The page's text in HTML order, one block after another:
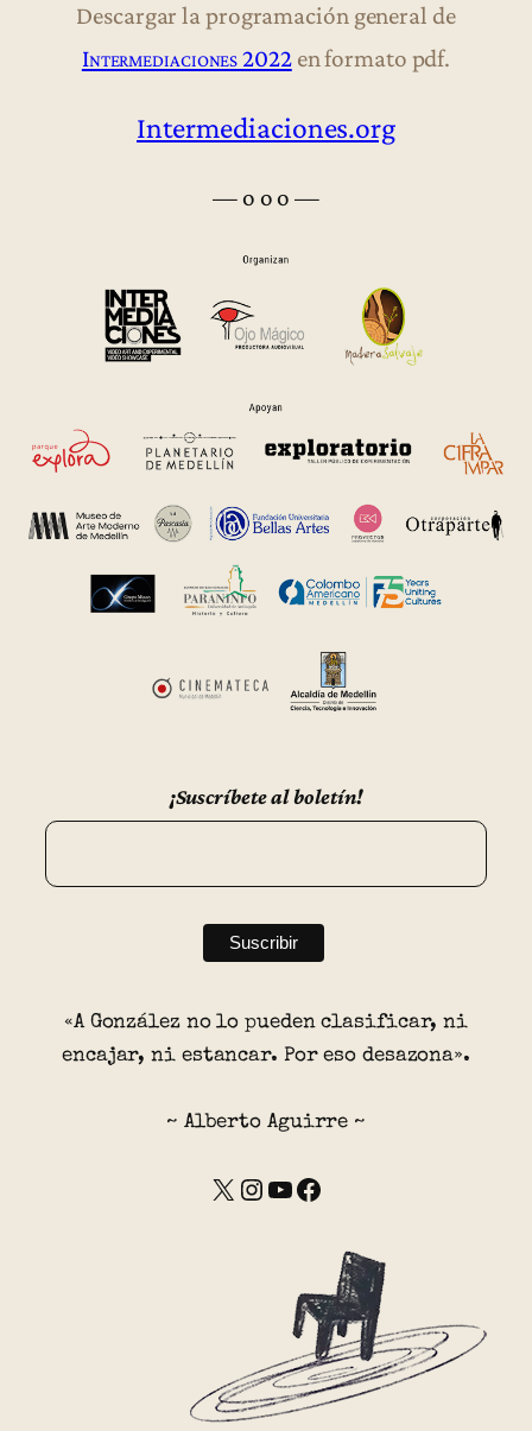
Descargar la programación general de
Intermediaciones 2022en formato pdf.
Intermediaciones.org
— o o o —
¡Suscríbete al boletín!
«A González no lo pueden clasificar, ni
encajar, ni estancar. Por eso desazona».
~ Alberto Aguirre ~
X Instagram YouTube Facebook